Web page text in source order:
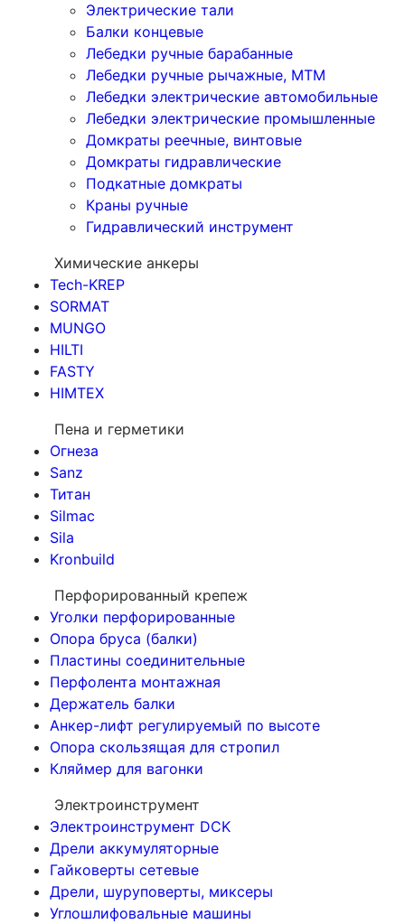
Электрические тали
Балки концевые
Лебедки ручные барабанные
Лебедки ручные рычажные, МТМ
Лебедки электрические автомобильные
Лебедки электрические промышленные
Домкраты реечные, винтовые
Домкраты гидравлические
Подкатные домкраты
Краны ручные
Гидравлический инструмент
Химические анкеры
Tech-KREP
SORMAT
MUNGO
HILTI
FASTY
HIMTEX
Пена и герметики
Огнеза
Sanz
Титан
Silmac
Sila
Kronbuild
Перфорированный крепеж
Уголки перфорированные
Опора бруса (балки)
Пластины соединительные
Перфолента монтажная
Держатель балки
Анкер-лифт регулируемый по высоте
Опора скользящая для стропил
Кляймер для вагонки
Электроинструмент
Электроинструмент DCK
Дрели аккумуляторные
Гайковерты сетевые
Дрели, шуруповерты, миксеры
Углошлифовальные машины